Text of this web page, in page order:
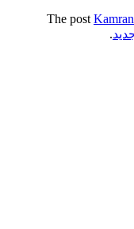
The post
.